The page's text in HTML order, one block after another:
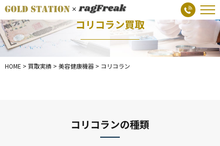
コリコラン買取
HOME > 買取実績 > 美容健康機器 > コリコラン
コリコランの種類